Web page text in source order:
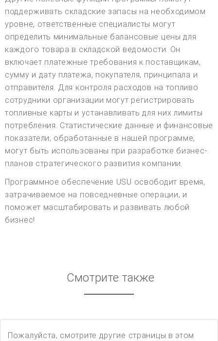
поддерживать складские запасы на необходимом
уровне, ответственные специалисты могут
определить минимальные балансовые цены для
каждого товара в складской ведомости. Он
включает платежные требования к поставщикам,
сумму и дату платежа, покупателя, принципала и
отправителя. Для контроля расходов на топливо
сотрудники организации могут регистрировать
топливные карты и устанавливать для них лимиты
потребления. Статистические данные и финансовые
показатели, обработанные в нашей программе,
могут быть использованы при разработке бизнес-
планов стратегического развития компании.
Программное обеспечение USU освободит время,
затрачиваемое на повседневные операции, и
поможет масштабировать и развивать любой
бизнес!
Смотрите также
Пожалуйста, смотрите другие страницы в этом